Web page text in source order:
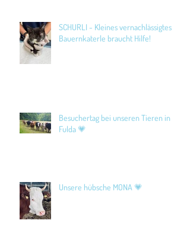
SCHURLI - Kleines vernachlässigtes
Bauernkaterle braucht Hilfe!
Besuchertag bei unseren Tieren in
Fulda 💗
Unsere hübsche MONA 💗